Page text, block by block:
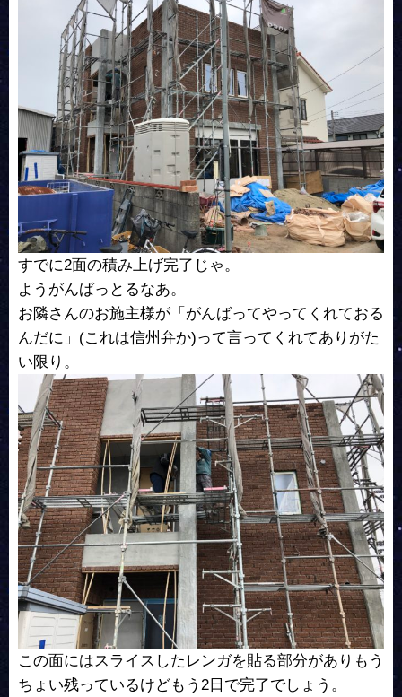
すでに2面の積み上げ完了じゃ。
ようがんばっとるなあ。
お隣さんのお施主様が「がんばってやってくれておる
んだに」(これは信州弁か)って言ってくれてありがた
い限り。
この面にはスライスしたレンガを貼る部分がありもう
ちょい残っているけどもう2日で完了でしょう。